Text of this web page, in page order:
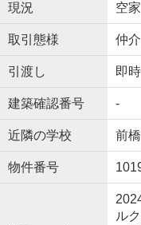
現況 空家
取引態様 仲介
引渡し 即時
建築確認番号 -
近隣の学校 前
物件番号
ル